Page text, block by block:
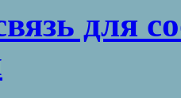
для